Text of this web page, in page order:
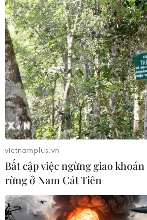
vietnamplus.vn
Bất cập việc ngừng giao
rừng ở Nam Cát Tiên